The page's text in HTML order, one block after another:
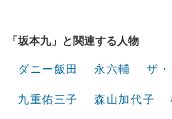
「坂本九」と関連する人物
ダニー飯田 永六輔 ザ
九重佑三子 森山加代子